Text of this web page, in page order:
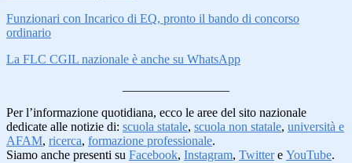
Funzionari con Incarico di EQ, pronto il bando di concorso
ordinario
La FLC CGIL nazionale è anche su WhatsApp
Per l’informazione quotidiana, ecco le aree del sito nazionale
dedicate alle notizie di: scuola statale, scuola non statale, università e
AFAM, ricerca, formazione professionale.
Siamo anche presenti su Facebook, Instagram, Twitter e YouTube.